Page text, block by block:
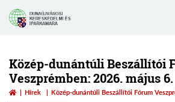
Közép-dunántúli Beszállítói
Veszprémben: 2026. május 6.
Hírek Közép-dunántúli Beszállítói Fórum